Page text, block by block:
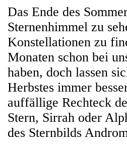
Das Ende des
Sternenhimmel zu
Konstellationen zu
Monaten schon bei
haben, doch lassen
Herbstes immer
auffällige Rechteck
Stern, Sirrah oder
des Sternbilds